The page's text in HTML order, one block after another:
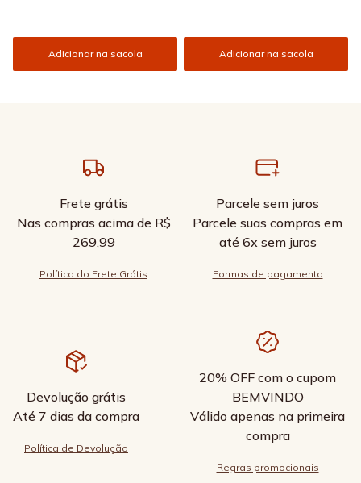
Adicionar na sacola Adicionar na sacola
Frete grátis
Nas compras acima de R$
269,99
Política do Frete Grátis
Parcele sem juros
Parcele suas compras em
até 6x sem juros
Formas de pagamento
Devolução grátis
Até 7 dias da compra
Política de Devolução
20% OFF com o cupom
BEMVINDO
Válido apenas na primeira
compra
Regras promocionais